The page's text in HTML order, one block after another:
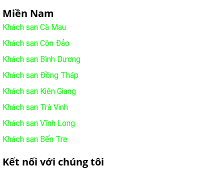
Miền Nam
Khách sạn Cà Mau
Khách sạn Côn Đảo
Khách sạn Bình Dương
Khách sạn Đồng Tháp
Khách sạn Kiên Giang
Khách sạn Trà Vinh
Khách sạn Vĩnh Long
Khách sạn Bến Tre
Kết nối với chúng tôi